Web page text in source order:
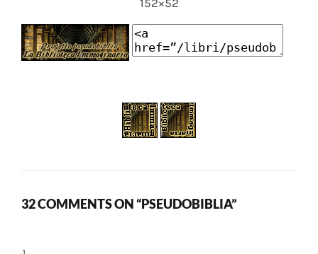
32 COMMENTS ON “PSEUDOBIBLIA”